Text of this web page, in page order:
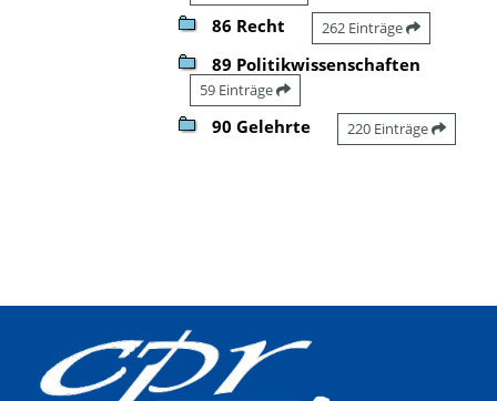
86 Recht 262 Einträge
89 Politikwissenschaften
59 Einträge
90 Gelehrte 220 Einträge